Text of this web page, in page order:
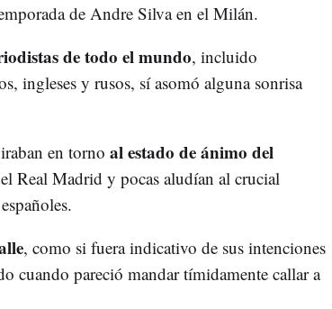
de Andre Silva en el Milán.
de todo el mundo, incluido
ingleses y rusos, sí asomó alguna sonrisa
en torno al estado de ánimo del
Real Madrid y pocas aludían al crucial
, como si fuera indicativo de sus intenciones
cuando pareció mandar tímidamente callar a